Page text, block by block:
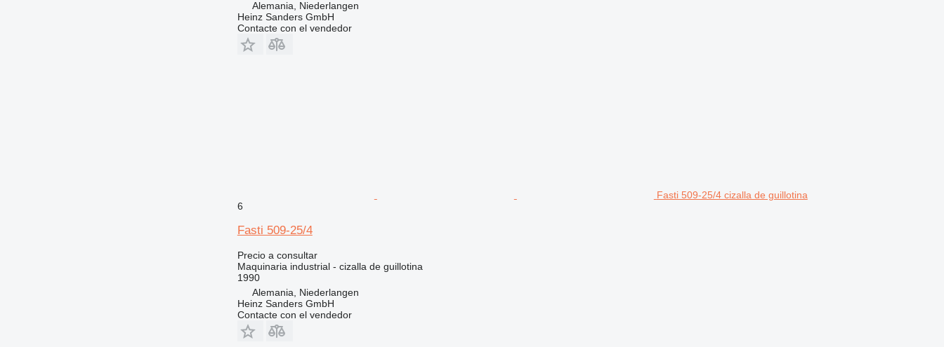
Alemania, Niederlangen
Heinz Sanders GmbH
Contacte con el vendedor
Fasti 509-25/4 cizalla de guillotina
6
Fasti 509-25/4
Precio a consultar
Maquinaria industrial - cizalla de guillotina
1990
Alemania, Niederlangen
Heinz Sanders GmbH
Contacte con el vendedor